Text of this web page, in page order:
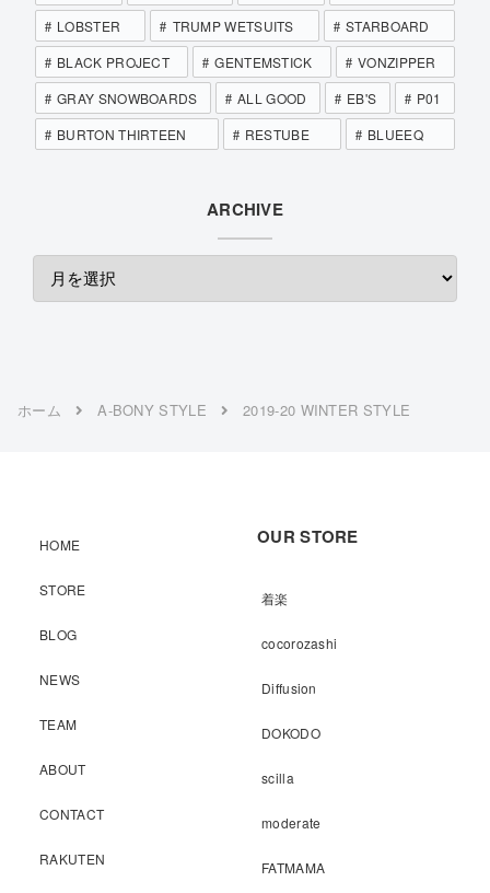
LOBSTER
TRUMP WETSUITS
STARBOARD
BLACK PROJECT
GENTEMSTICK
VONZIPPER
GRAY SNOWBOARDS
ALL GOOD EB'S
P01
BURTON THIRTEEN
RESTUBE BLUEEQ
ARCHIVE
ホーム A-BONY STYLE 2019-20 WINTER STYLE
HOME
STORE
BLOG
NEWS
TEAM
ABOUT
CONTACT
RAKUTEN
OUR STORE
着楽
cocorozashi
Diffusion
DOKODO
scilla
moderate
FATMAMA